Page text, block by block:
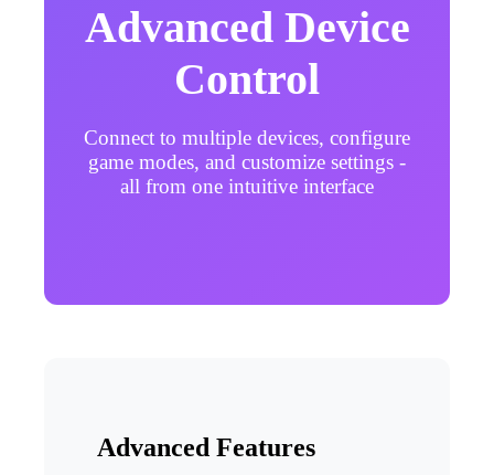
Advanced Device
Control
Connect to multiple devices, configure
game modes, and customize settings -
all from one intuitive interface
Advanced Features